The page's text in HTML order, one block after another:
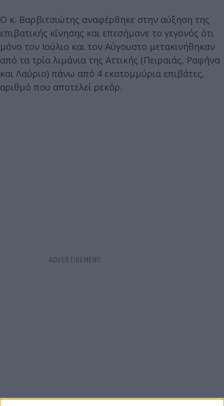
Ο κ. Βαρβιτσιώτης αναφέρθηκε στην αύξηση της
επιβατικής κίνησης και επεσήμανε το γεγονός ότι
μόνο τον Ιούλιο και τον Αύγουστο μετακινήθηκαν
από τα τρία λιμάνια της Αττικής (Πειραιάς, Ραφήνα
και Λαύριο) πάνω από 4 εκατομμύρια επιβάτες,
αριθμό που αποτελεί ρεκόρ.